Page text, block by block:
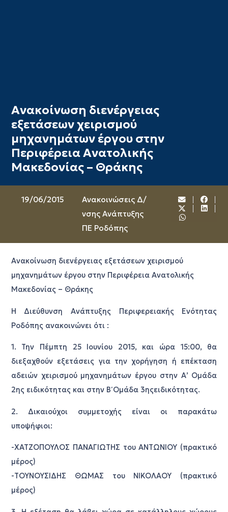
Ανακοίνωση διενέργειας
εξετάσεων χειρισμού
μηχανημάτων έργου στην
Περιφέρεια Ανατολικής
Μακεδονίας – Θράκης
19/06/2015
Ανακοινώσεις Δ/
νσης Ανάπτυξης
ΠΕ Ροδόπης
Ανακοίνωση διενέργειας εξετάσεων χειρισμού
μηχανημάτων έργου στην Περιφέρεια Ανατολικής
Μακεδονίας – Θράκης
Η Διεύθυνση Ανάπτυξης Περιφερειακής Ενότητας
Ροδόπης ανακοινώνει ότι :
1. Την Πέμπτη 25 Iουνίου 2015, και ώρα 15:00, θα
διεξαχθούν εξετάσεις για την χορήγηση ή επέκταση
αδειών χειρισμού μηχανημάτων έργου στην Α’ Ομάδα
2ης ειδικότητας και στην Β΄ Ομάδα 3ηςειδικότητας.
2. Δικαιούχοι συμμετοχής είναι οι παρακάτω
υποψήφιοι:
-ΧΑΤΖΟΠΟΥΛΟΣ ΠΑΝΑΓΙΩΤΗΣ του ΑΝΤΩΝΙΟΥ (πρακτικό
μέρος)
-ΤΟΥΝΟΥΣΙΔΗΣ ΘΩΜΑΣ του ΝΙΚΟΛΑΟΥ (πρακτικό
μέρος)